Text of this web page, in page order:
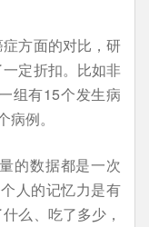
方面的对比，研
定折扣。比如非
组有15个发生病
例。
的数据都是一次
人的记忆力是有
么、吃了多少，